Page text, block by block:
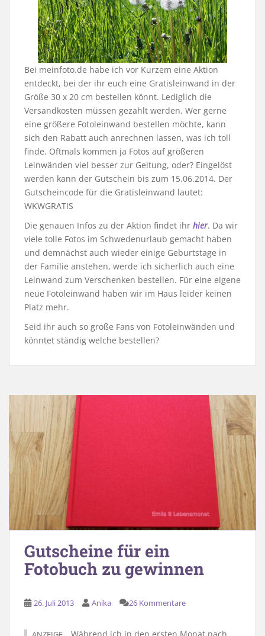
Bei meinfoto.de habe ich vor Kurzem eine Aktion
entdeckt, bei der ihr euch eine Gratisleinwand in der
Größe 30 x 20 cm bestellen könnt. Lediglich die
Versandkosten müssen gezahlt werden. Wer gerne
eine größere Fotoleinwand bestellen möchte, kann
sich den Rabatt auch anrechnen lassen, was ich toll
finde. Oftmals kommen ja Fotos auf größeren
Leinwänden viel besser zur Geltung, oder? Eingelöst
werden kann der Gutschein bis zum 15.06.2014. Der
Gutscheincode für die Gratisleinwand lautet:
WKWGRATIS
Die genauen Infos zu der Aktion findet ihr hier. Da wir
viele tolle Fotos im Schwedenurlaub gemacht haben
und demnächst auch wieder einige Geburtstage in
der Familie anstehen, werde ich sicherlich auch eine
Leinwand zum Verschenken bestellen. Für eine eigene
neue Fotoleinwand haben wir im Haus leider keinen
Platz mehr.
Seid ihr auch so große Fans von Fotoleinwänden und
könntet ständig welche bestellen?
Gutscheine für ein
Fotobuch zu gewinnen
26. Juli 2013 Anika 26 Kommentare